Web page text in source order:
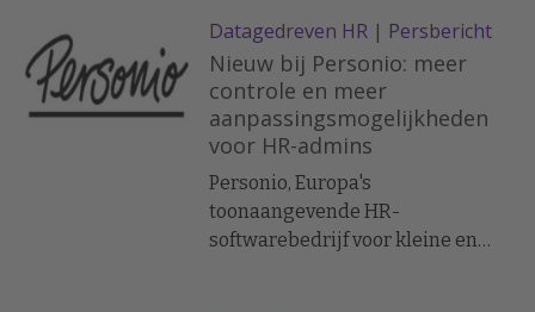
aan het verbeteren van de
bedrijfscultuur, als ze niet zoveel
tijd kwijt zouden zijn aan
administratieve taken
Datagedreven HR | Persbericht
Nieuw bij Personio: meer
controle en meer
aanpassingsmogelijkheden
voor HR-admins
Personio, Europa's
toonaangevende HR-
softwarebedrijf voor kleine en